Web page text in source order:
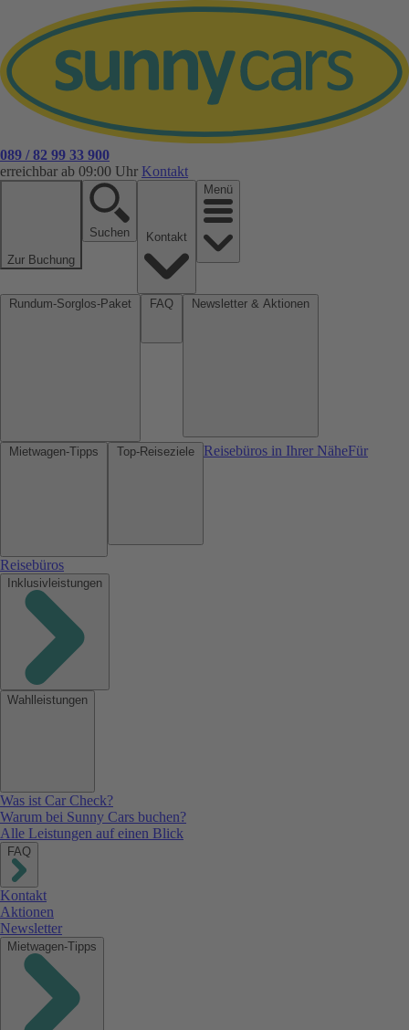
089 / 82 99 33 900
erreichbar ab 09:00 Uhr Kontakt
Zur Buchung
Suchen
Menü
Reisebüros in Ihrer NäheFür
Reisebüros
Inklusivleistungen
Wahlleistungen
Was ist Car Check?
Warum bei Sunny Cars buchen?
Alle Leistungen auf einen Blick
FAQ
Kontakt
Aktionen
Newsletter
Mietwagen-Tipps